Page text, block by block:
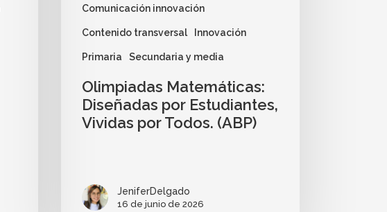
Comunicación innovación
Contenido transversal Innovación
Primaria Secundaria y media
Olimpiadas Matemáticas:
Diseñadas por Estudiantes,
Vividas por Todos. (ABP)
JeniferDelgado
16 de junio de 2026